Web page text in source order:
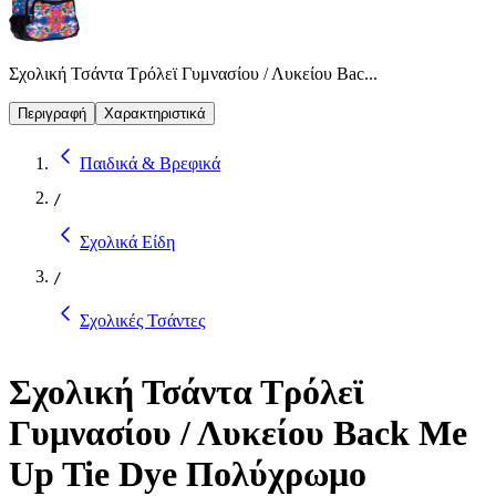
Σχολική Τσάντα Τρόλεϊ Γυμνασίου / Λυκείου Bac...
Περιγραφή Χαρακτηριστικά
Παιδικά & Βρεφικά
/
Σχολικά Είδη
/
Σχολικές Τσάντες
Σχολική Τσάντα Τρόλεϊ
Γυμνασίου / Λυκείου Back Me
Up Tie Dye Πολύχρωμο